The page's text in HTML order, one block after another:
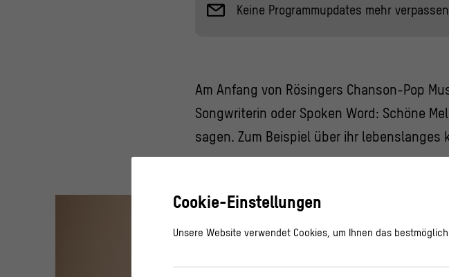
Keine Programmupdates mehr
Am Anfang von Rösingers Chanson-Pop
Songwriterin oder Spoken Word: Schöne
sagen. Zum Beispiel über ihr lebenslanges
Cookie-Einstellungen
Unsere Website verwendet Cookies, um Ihnen das